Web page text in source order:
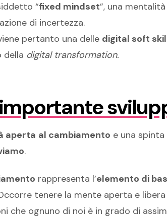
“fixed mindset”, una
di incertezza.
pertanto una delle digital soft
della digital transformation.
aperta al cambiamento e una spinta
.
rappresenta l’elemento di
tenere la mente aperta e
che ognuno di noi è in grado di